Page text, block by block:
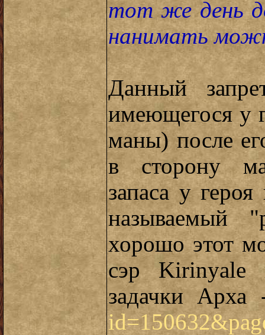
тот же день
нанимать
Данный
имеющегося у
маны) после
в сторону
запаса у
называемый
хорошо этот
сэр
задачки